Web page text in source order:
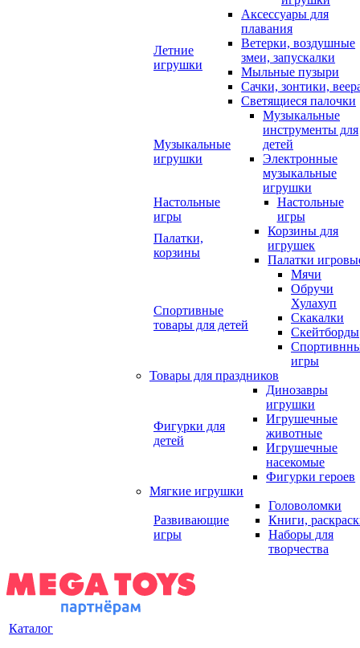
Летние
игрушки
Аксессуары для
плавания
Ветерки, воздушные
змеи, запускалки
Мыльные пузыри
Сачки, зонтики,
Светящиеся палочки
Музыкальные
игрушки
Музыкальные
инструменты для
детей
Электронные
музыкальные
игрушки
Настольные
игры
Настольные
игры
Палатки,
корзины
Корзины для
игрушек
Палатки
Спортивные
товары для детей
Мячи
Обручи
Хулахуп
Скакалки
Скейтборды
игры
Товары для праздников
Фигурки для
детей
Динозавры
игрушки
Игрушечные
животные
Игрушечные
насекомые
Фигурки героев
Мягкие игрушки
Развивающие
игры
Головоломки
Книги,
Наборы для
творчества
Каталог